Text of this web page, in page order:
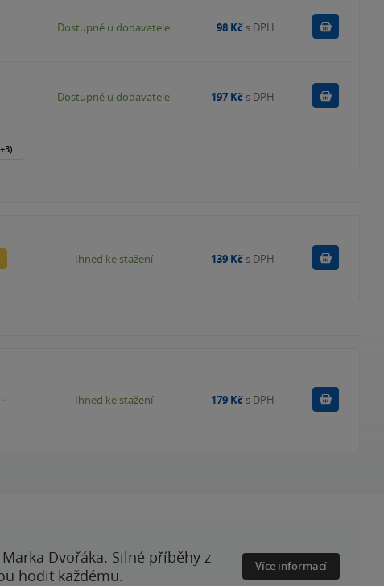
Dostupné u dodavatele 98 Kč s DPH
Dostupné u dodavatele 197 Kč s DPH
Ihned ke stažení 139 Kč s DPH Koupit
Ihned ke stažení 179 Kč s DPH Koupit
Dvořáka. Silné příběhy z
hodit každému.
Více informací